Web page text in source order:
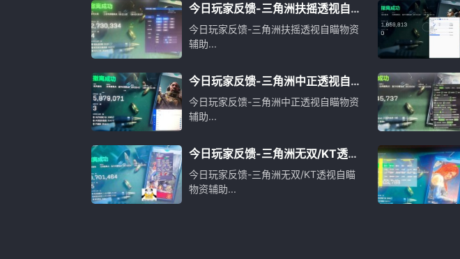
今日玩家反馈-三角洲扶摇透视自瞄
物资辅助
今日玩家反馈-三角洲扶摇透视自瞄物资
辅助...
今日玩家反馈-三角洲中正透视自瞄
物资辅助
今日玩家反馈-三角洲中正透视自瞄物资
辅助...
今日玩家反馈-三角洲无双/KT透视
自瞄物资辅助
今日玩家反馈-三角洲无双/KT透视自瞄
物资辅助...